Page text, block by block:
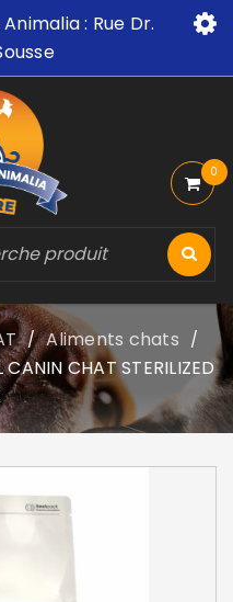
: Rue Dr.
0
/ Aliments chats /
CANIN CHAT STERILIZED